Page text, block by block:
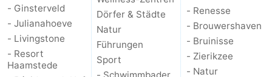
Duiveland
Renesse
Brouwershaven
-
- Ginsterveld
- Julianahoeve
- Livingstone
- Resort
Haamstede
Dörfer & Städte
Natur
Führungen
Sport
- Renesse
- Brouwershaven
- Bruinisse
- Zierikzee
- Natur